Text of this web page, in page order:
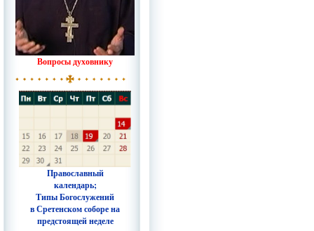
Вопросы духовнику
Православный
календарь;
Типы Богослужений
в Сретенском соборе на
предстоящей неделе